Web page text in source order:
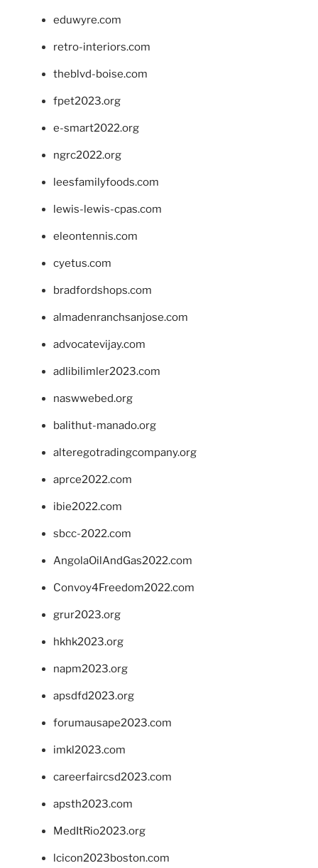
eduwyre.com
retro-interiors.com
theblvd-boise.com
fpet2023.org
e-smart2022.org
ngrc2022.org
leesfamilyfoods.com
lewis-lewis-cpas.com
eleontennis.com
cyetus.com
bradfordshops.com
almadenranchsanjose.com
advocatevijay.com
adlibilimler2023.com
naswwebed.org
balithut-manado.org
alteregotradingcompany.org
aprce2022.com
ibie2022.com
sbcc-2022.com
AngolaOilAndGas2022.com
Convoy4Freedom2022.com
grur2023.org
hkhk2023.org
napm2023.org
apsdfd2023.org
forumausape2023.com
imkl2023.com
careerfaircsd2023.com
apsth2023.com
MedItRio2023.org
lcicon2023boston.com